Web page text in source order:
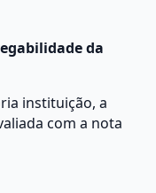
da
instituição, a
com a nota